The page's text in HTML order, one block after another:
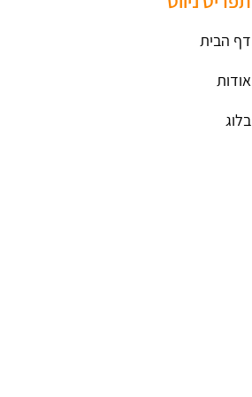
דף הבית
אודות
בלוג